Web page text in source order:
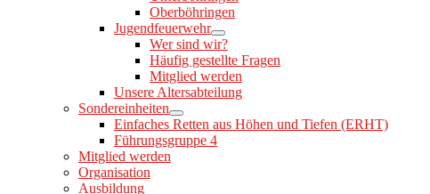
Oberböhringen
Jugendfeuerwehr
Wer sind wir?
Häufig gestellte Fragen
Mitglied werden
Unsere Altersabteilung
Sondereinheiten
Einfaches Retten aus Höhen und Tiefen (ERHT)
Führungsgruppe 4
Mitglied werden
Organisation
Ausbildung